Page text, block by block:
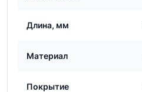
Длина, мм
Материал
Покрытие